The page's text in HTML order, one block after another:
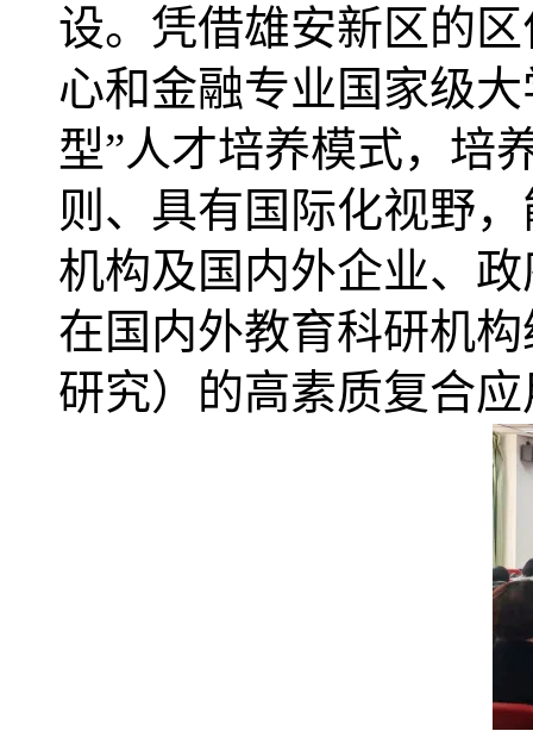
设。凭借雄安新区的
心和金融专业国家级
型”人才培养模式，培
则、具有国际化视野
机构及国内外企业、
在国内外教育科研机
研究）的高素质复合